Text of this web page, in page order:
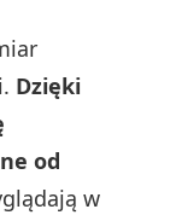
Dzięki
od
w